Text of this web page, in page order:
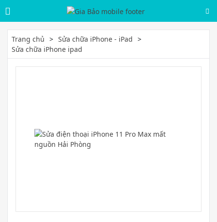
Trang chủ
Sửa chữa iPhone - iPad
Sửa chữa iPhone ipad